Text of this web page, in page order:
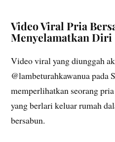
Video Viral Pria
Menyelamatkan Diri
Video viral yang diunggah
@lambeturahkawanua pada
memperlihatkan seorang
yang berlari keluar rumah
bersabun.